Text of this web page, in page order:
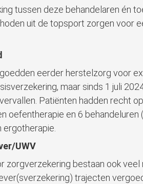
tussen deze behandelaren én
uit de topsport zorgen voor
eerder herstelzorg voor
maar sinds 1 juli
Patiënten hadden recht
oefentherapie en 6 behandeluren
ergotherapie.
UWV
zorgverzekering bestaan ook veel
trajecten